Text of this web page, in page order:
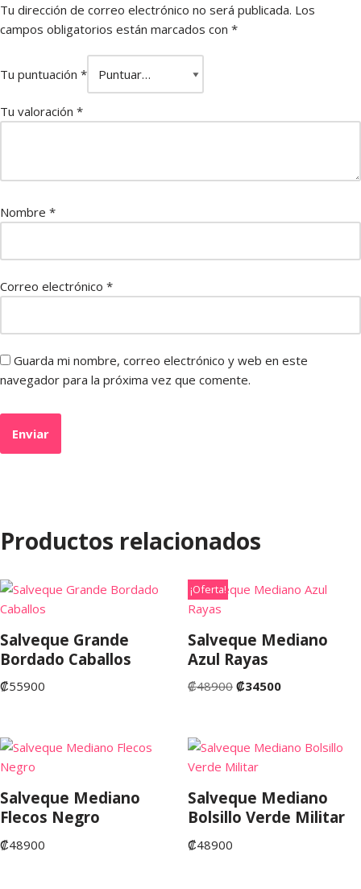
Tu dirección de correo electrónico no será publicada. Los
campos obligatorios están marcados con *
Tu puntuación *
Tu valoración *
Nombre *
Correo electrónico *
Guarda mi nombre, correo electrónico y web en este
navegador para la próxima vez que comente.
Productos relacionados
Salveque Grande
Bordado Caballos
₡55900
¡Oferta!
Salveque Mediano
Azul Rayas
₡48900 ₡34500
Salveque Mediano
Flecos Negro
₡48900
Salveque Mediano
Bolsillo Verde Militar
₡48900